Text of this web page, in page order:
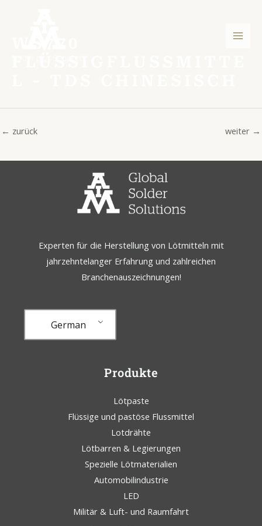
← zurück weiter →
Experten für die Herstellung von Lötmitteln mit
jahrzehntelanger Erfahrung und zahlreichen
Branchenauszeichnungen!
German
Produkte
Lötpaste
Flüssige und pastöse Flussmittel
Lotdrähte
Lötbarren & Legierungen
Spezielle Lötmaterialien
Automobilindustrie
LED
Militär & Luft- und Raumfahrt